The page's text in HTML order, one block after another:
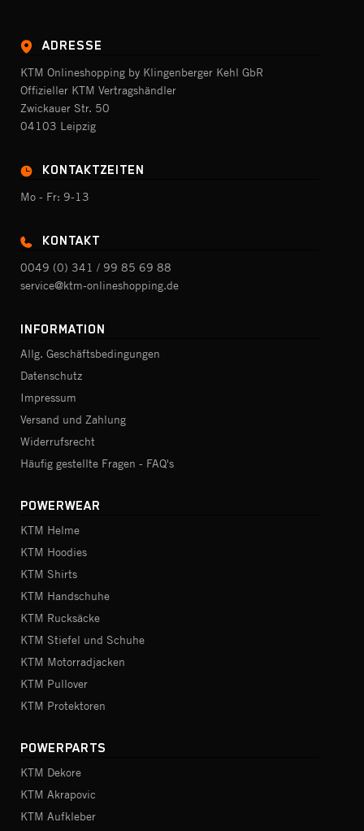
ADRESSE
KTM Onlineshopping by Klingenberger Kehl GbR
Offizieller KTM Vertragshändler
Zwickauer Str. 50
04103 Leipzig
KONTAKTZEITEN
Mo - Fr: 9-13
KONTAKT
0049 (0) 341 / 99 85 69 88
service@ktm-onlineshopping.de
INFORMATION
Allg. Geschäftsbedingungen
Datenschutz
Impressum
Versand und Zahlung
Widerrufsrecht
Häufig gestellte Fragen - FAQ's
POWERWEAR
KTM Helme
KTM Hoodies
KTM Shirts
KTM Handschuhe
KTM Rucksäcke
KTM Stiefel und Schuhe
KTM Motorradjacken
KTM Pullover
KTM Protektoren
POWERPARTS
KTM Dekore
KTM Akrapovic
KTM Aufkleber